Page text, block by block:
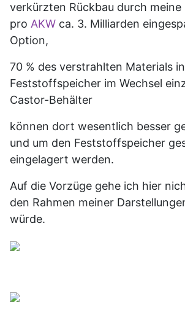
verkürzten Rückbau durch meine
pro AKW ca. 3. Milliarden
Option,
70 % des verstrahlten Materials
Feststoffspeicher im Wechsel
Castor-Behälter
können dort wesentlich besser
und um den Feststoffspeicher
eingelagert werden.
Auf die Vorzüge gehe ich hier
den Rahmen meiner
würde.